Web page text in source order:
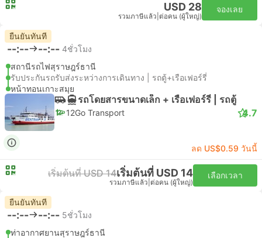
USD 28
รวมภาษีแล้ว ต่อคน (ผู้ใหญ่)
จองเลย
ยืนยันทันที
--:-- --:-- 4ชั่วโมง
สถานีรถไฟสุราษฎร์ธานี
รับประกันรถรับส่งระหว่างการเดินทาง | รถตู้+เรือเฟอร์รี่
หน้าทอนเกาะสมุย
รถโดยสารขนาดเล็ก + เรือเฟอร์รี่ | รถตู้
12Go Transport 4.7
ลด US$0.59 วันนี้
เริ่มต้นที่ USD 14เริ่มต้นที่ USD 14
รวมภาษีแล้ว ต่อคน (ผู้ใหญ่)
เลือกเวลา
ยืนยันทันที
--:-- --:-- 5ชั่วโมง
ท่าอากาศยานสุราษฎร์ธานี